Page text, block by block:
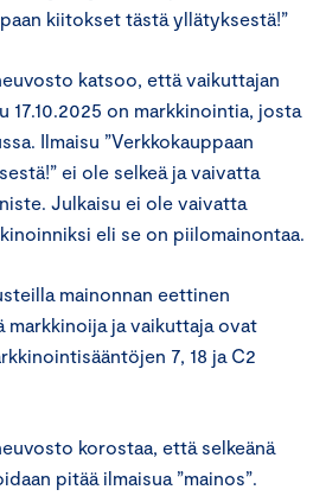
kiitokset tästä yllätyksestä!”
katsoo, että vaikuttajan
17.10.2025 on markkinointia, josta
Ilmaisu ”Verkkokauppaan
ei ole selkeä ja vaivatta
Julkaisu ei ole vaivatta
eli se on piilomainontaa.
mainonnan eettinen
ja vaikuttaja ovat
7, 18 ja C2
korostaa, että selkeänä
pitää ilmaisua ”mainos”.